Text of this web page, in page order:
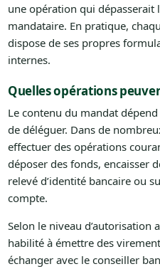
une opération qui dépasserait
mandataire. En pratique,
dispose de ses propres
internes.
Quelles opérations
Le contenu du mandat
de déléguer. Dans de
effectuer des opérations
déposer des fonds, encaisser
relevé d’identité bancaire ou
compte.
Selon le niveau d’autorisation
habilité à émettre des
échanger avec le conseiller